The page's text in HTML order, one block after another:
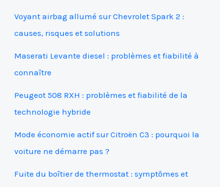
Voyant airbag allumé sur Chevrolet Spark 2 :
causes, risques et solutions
Maserati Levante diesel : problèmes et fiabilité à
connaître
Peugeot 508 RXH : problèmes et fiabilité de la
technologie hybride
Mode économie actif sur Citroën C3 : pourquoi la
voiture ne démarre pas ?
Fuite du boîtier de thermostat : symptômes et